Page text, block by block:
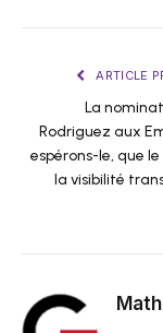
ARTICLE
La
Rodriguez aux
espérons-le, que
la visibilité